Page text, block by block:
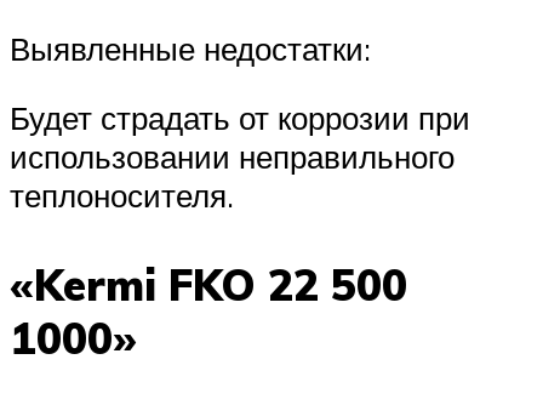
Выявленные недостатки:
Будет страдать от коррозии при
использовании неправильного
теплоносителя.
«Kermi FKO 22 500
1000»